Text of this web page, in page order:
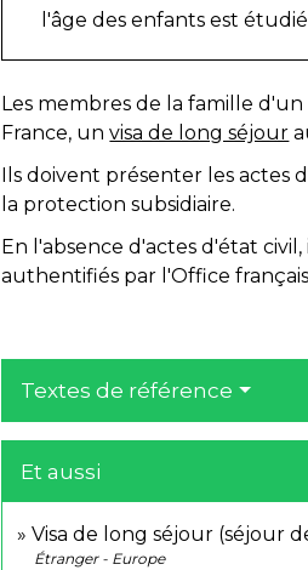
l'âge des enfants est
Les membres de la famille
France, unvisa de long séjour
Ils doivent présenter les actes
la protection subsidiaire.
En l'absence d'actes d'état
authentifiés par l'Office
Textes de référence
Et aussi
Visa de long séjour (séjour
Étranger - Europe